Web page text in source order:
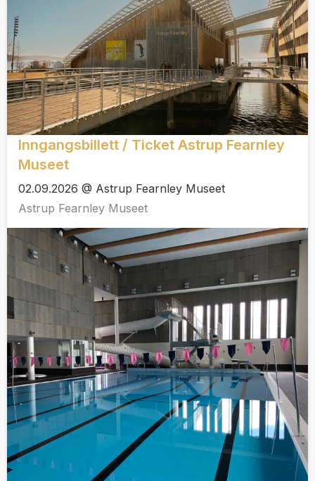
Inngangsbillett / Ticket Astrup Fearnley
Museet
02.09.2026 @ Astrup Fearnley Museet
Astrup Fearnley Museet